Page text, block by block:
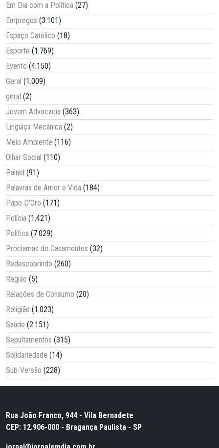
Em Dia com a Política (27)
Empregos (3.101)
Espaço Católico (18)
Esporte (1.769)
Evento (4.150)
Geral (1.009)
geral (2)
Jovem Advocacia (363)
Linguiça Mecânica (2)
Meio Ambiente (116)
Olhar Social (110)
Painel (91)
Palavras de Amor e Vida (184)
Papo D'Oro (171)
Polícia (1.421)
Política (7.029)
Proclamas de Casamentos (32)
Redescobrindo (260)
Região (5)
Relações de Consumo (20)
Religião (1.023)
Saúde (2.151)
Sepultamentos (315)
Solidariedade (14)
Sub-Versão (228)
Rua João Franco, 944 - Vila Bernadete
CEP: 12.906-000 - Bragança Paulista - SP